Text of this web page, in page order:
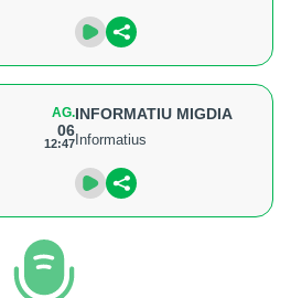
AG.
06
12:47
INFORMATIU MIGDIA
Informatius